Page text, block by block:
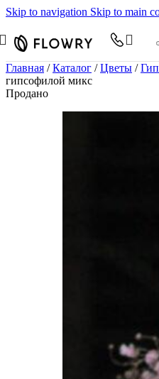
Skip to navigation Skip to main
Главная /Каталог /Цветы /
гипсофилой микс
Продано